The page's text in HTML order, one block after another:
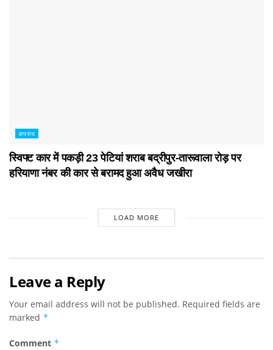
अपराध
स्विफ्ट कार में पकड़ी 23 पेटियां शराब बद्रीपुर-तारूवाला रोड़ पर
हरियाणा नंबर की कार से बरामद हुआ अवैध जखीरा
LOAD MORE
Leave a Reply
Your email address will not be published. Required fields are
marked *
Comment *